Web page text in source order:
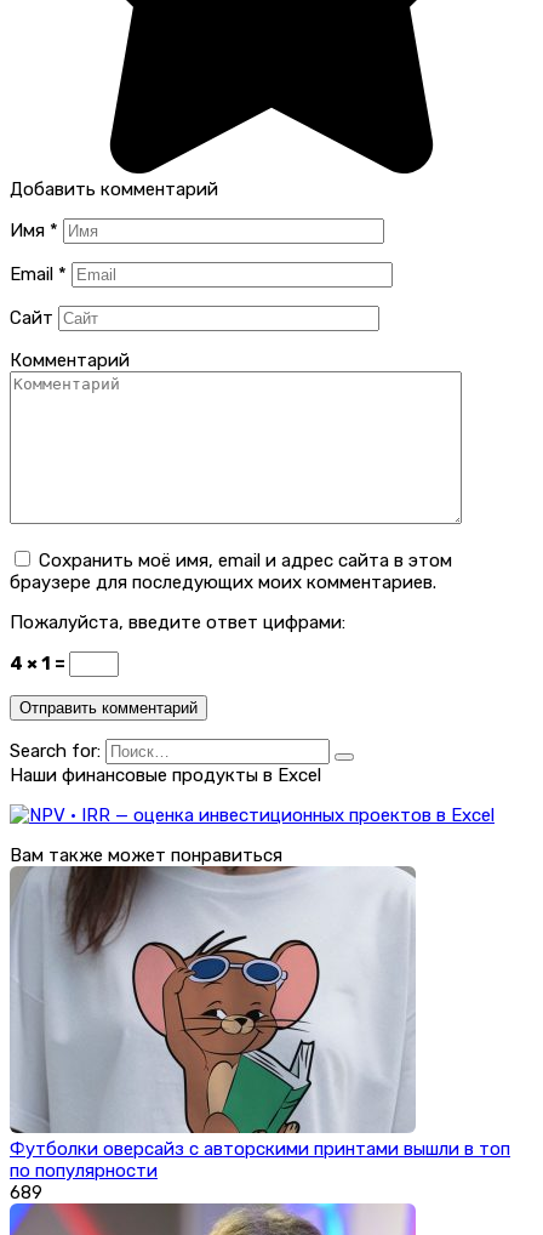
Добавить комментарий
Имя *
Email *
Сайт
Комментарий
Сохранить моё имя, email и адрес сайта в этом
браузере для последующих моих комментариев.
Пожалуйста, введите ответ цифрами:
4 × 1 =
Search for:
Наши финансовые продукты в Excel
Вам также может понравиться
Футболки оверсайз с авторскими принтами вышли в топ
по популярности
689